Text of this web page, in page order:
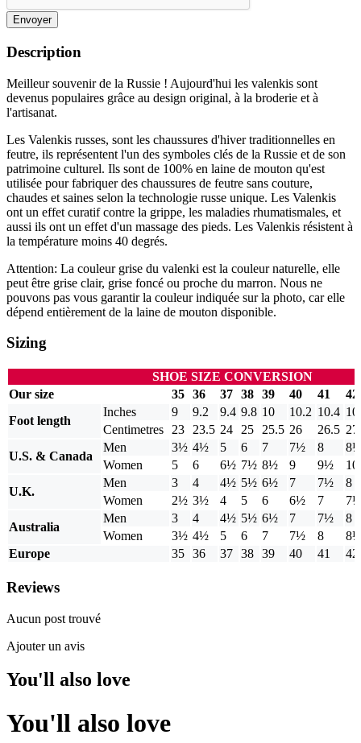
Envoyer
Description
Meilleur souvenir de la Russie ! Aujourd'hui les valenkis sont
devenus populaires grâce au design original, à la broderie et à
l'artisanat.
Les Valenkis russes, sont les chaussures d'hiver traditionnelles en
feutre, ils représentent l'un des symboles clés de la Russie et de son
patrimoine culturel. Ils sont de 100% en laine de mouton qu'est
utilisée pour fabriquer des chaussures de feutre sans couture,
chaudes et saines selon la technologie russe unique. Les Valenkis
ont un effet curatif contre la grippe, les maladies rhumatismales, et
aussi ils ont un effet d'un massage des pieds. Les Valenkis résistent à
la température moins 40 degrés.
Attention: La couleur grise du valenki est la couleur naturelle, elle
peut être grise clair, grise foncé ou proche du marron. Nous ne
pouvons pas vous garantir la couleur indiquée sur la photo, car elle
dépend entièrement de la laine de mouton disponible.
Sizing
SHOE SIZE CONVERSION
Our size
35 36 37 38 39 40 41
42
Foot length
Inches 9 9.2 9.4 9.8 10 10.2 10.4
Centimetres
23 23.5 24 25 25.5 26 26.5 27
U.S. & Canada
Men 3½ 4½ 5 6 7 7½ 8
8½
Women
5 6 6½ 7½ 8½ 9 9½
10
U.K.
Men 3 4 4½ 5½ 6½ 7 7½
8
Women
2½ 3½ 4 5 6 6½ 7
7½
Australia
Men 3 4 4½ 5½ 6½ 7 7½
8
Women
3½ 4½ 5 6 7 7½ 8
8½
Europe
35 36 37 38 39 40 41 42
Reviews
Aucun post trouvé
Ajouter un avis
You'll also love
You'll also love